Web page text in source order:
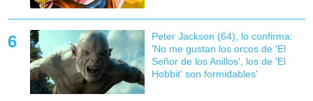
Peter Jackson (64), lo confirma:
'No me gustan los orcos de 'El
Señor de los Anillos', los de 'El
Hobbit' son formidables'